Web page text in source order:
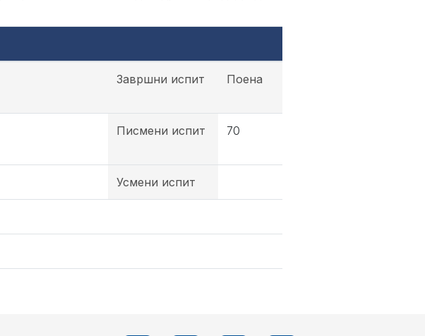
Завршни испит Поена
Писмени испит 70
Усмени испит